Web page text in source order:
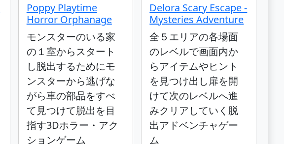
Poppy Playtime
Horror Orphanage
モンスターのいる家
の１室からスタート
し脱出するためにモ
ンスターから逃げな
がら車の部品をすべ
て見つけて脱出を目
指す3Dホラー・アク
ションゲーム
Delora Scary Escape -
Mysteries Adventure
全５エリアの各場面
のレベルで画面内か
らアイテムやヒント
を見つけ出し扉を開
けて次のレベルへ進
みクリアしていく脱
出アドベンチャゲー
ム